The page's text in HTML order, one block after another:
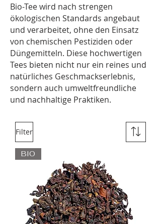
Bio-Tee wird nach strengen
ökologischen Standards angebaut
und verarbeitet, ohne den Einsatz
von chemischen Pestiziden oder
Düngemitteln. Diese hochwertigen
Tees bieten nicht nur ein reines und
natürliches Geschmackserlebnis,
sondern auch umweltfreundliche
und nachhaltige Praktiken.
Filter
BIO